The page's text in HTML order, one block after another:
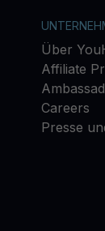
Über
Affiliate
Careers
Presse